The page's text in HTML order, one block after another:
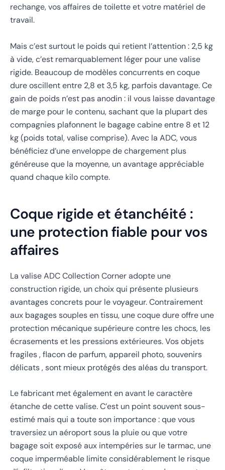
rechange, vos affaires de toilette et votre matériel de
travail.
Mais c’est surtout le poids qui retient l’attention : 2,5 kg
à vide, c’est remarquablement léger pour une valise
rigide. Beaucoup de modèles concurrents en coque
dure oscillent entre 2,8 et 3,5 kg, parfois davantage. Ce
gain de poids n’est pas anodin : il vous laisse davantage
de marge pour le contenu, sachant que la plupart des
compagnies plafonnent le bagage cabine entre 8 et 12
kg (poids total, valise comprise). Avec la ADC, vous
bénéficiez d’une enveloppe de chargement plus
généreuse que la moyenne, un avantage appréciable
quand chaque kilo compte.
Coque rigide et étanchéité :
une protection fiable pour vos
affaires
La valise ADC Collection Corner adopte une
construction rigide, un choix qui présente plusieurs
avantages concrets pour le voyageur. Contrairement
aux bagages souples en tissu, une coque dure offre une
protection mécanique supérieure contre les chocs, les
écrasements et les pressions extérieures. Vos objets
fragiles , flacon de parfum, appareil photo, souvenirs
délicats , sont mieux protégés des aléas du transport.
Le fabricant met également en avant le caractère
étanche de cette valise. C’est un point souvent sous-
estimé mais qui a toute son importance : que vous
traversiez un aéroport sous la pluie ou que votre
bagage soit exposé aux intempéries sur le tarmac, une
coque imperméable limite considérablement le risque